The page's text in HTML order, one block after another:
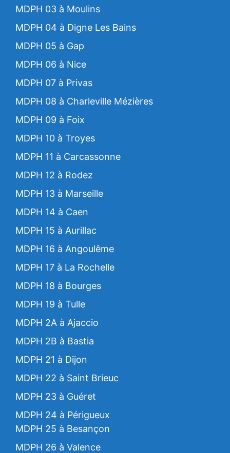
MDPH 03 à Moulins
MDPH 04 à Digne Les Bains
MDPH 05 à Gap
MDPH 06 à Nice
MDPH 07 à Privas
MDPH 08 à Charleville Mézières
MDPH 09 à Foix
MDPH 10 à Troyes
MDPH 11 à Carcassonne
MDPH 12 à Rodez
MDPH 13 à Marseille
MDPH 14 à Caen
MDPH 15 à Aurillac
MDPH 16 à Angoulême
MDPH 17 à La Rochelle
MDPH 18 à Bourges
MDPH 19 à Tulle
MDPH 2A à Ajaccio
MDPH 2B à Bastia
MDPH 21 à Dijon
MDPH 22 à Saint Brieuc
MDPH 23 à Guéret
MDPH 24 à Périgueux
MDPH 25 à Besançon
MDPH 26 à Valence